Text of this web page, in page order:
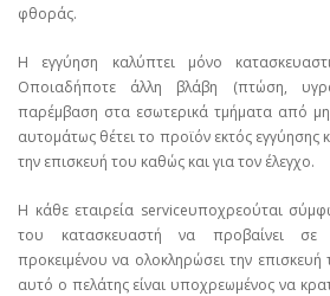
φθοράς.
Η εγγύηση καλύπτει μόνο
Οποιαδήποτε άλλη βλάβη (πτώση,
παρέμβαση στα εσωτερικά τμήματα από
αυτομάτως θέτει το προϊόν εκτός εγγύησης
την επισκευή του καθώς και για τον έλεγχο.
Η κάθε εταιρεία serviceυποχρεούται
του κατασκευαστή να προβαίνει σε
προκειμένου να ολοκληρώσει την επισκευή
αυτό ο πελάτης είναι υποχρεωμένος να